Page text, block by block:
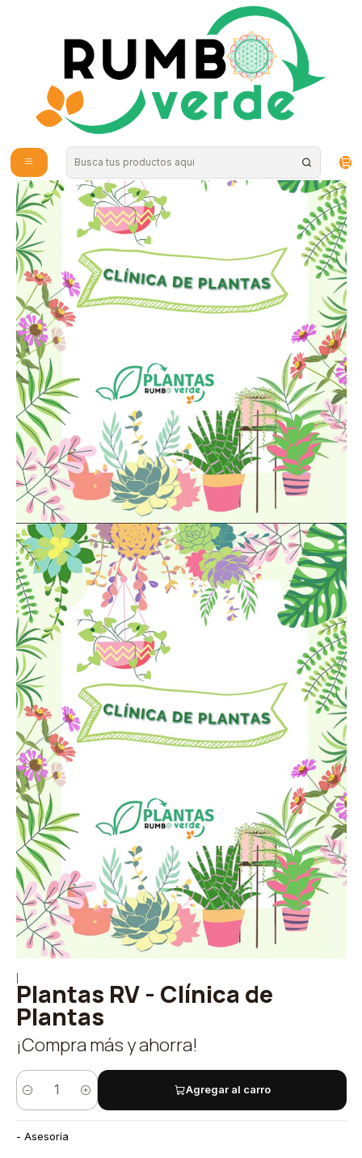
Envío gratis por compras sobre los 59.990 en la provincia de Santiago
Herramientas e Insumos
Plantas RV - Clínica de
Plantas
¡Compra más y ahorra!
Quantity
Agregar al carro
- Asesoría